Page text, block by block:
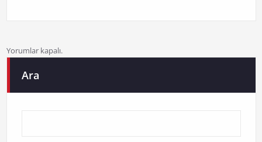
Yorumlar kapalı.
Ara